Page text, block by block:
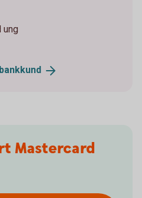
ung
bankkund
Mastercard